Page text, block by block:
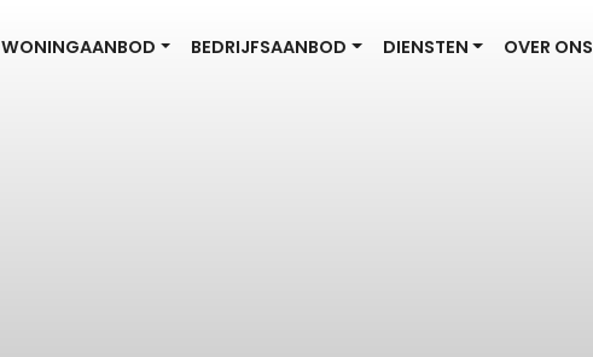
WONINGAANBOD BEDRIJFSAANBOD DIENSTEN OVER ONS